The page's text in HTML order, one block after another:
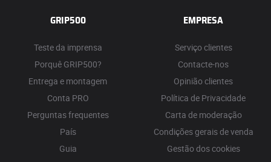
GRIP500
Teste da imprensa
Porquê GRIP500?
Entrega e montagem
Conta PRO
Perguntas frequentes
País
Guia
EMPRESA
Serviço clientes
Contacte-nos
Opinião clientes
Política de Privacidade
Carta de moderação
Condições gerais de venda
Gestão dos cookies